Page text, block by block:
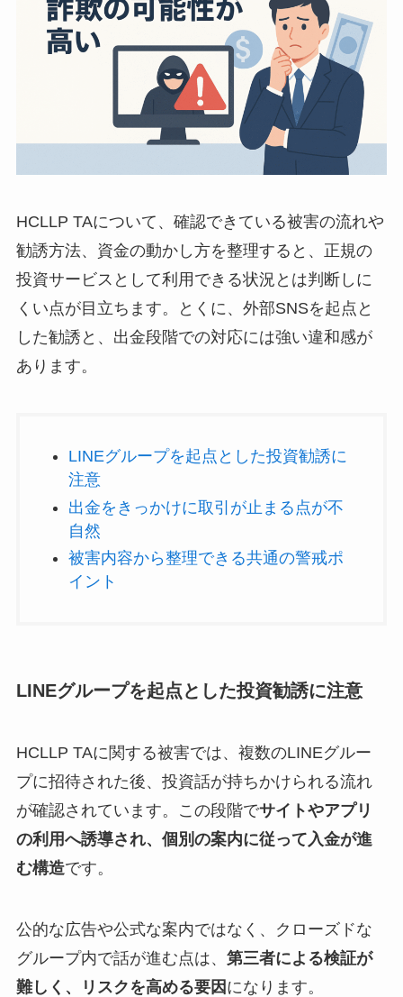
HCLLP TAについて、確認できている被害の流れや
勧誘方法、資金の動かし方を整理すると、正規の
投資サービスとして利用できる状況とは判断しに
くい点が目立ちます。とくに、外部SNSを起点と
した勧誘と、出金段階での対応には強い違和感が
あります。
LINEグループを起点とした投資勧誘に
注意
出金をきっかけに取引が止まる点が不
自然
被害内容から整理できる共通の警戒ポ
イント
LINEグループを起点とした投資勧誘に注意
HCLLP TAに関する被害では、複数のLINEグルー
プに招待された後、投資話が持ちかけられる流れ
が確認されています。この段階でサイトやアプリ
の利用へ誘導され、個別の案内に従って入金が進
む構造です。
公的な広告や公式な案内ではなく、クローズドな
グループ内で話が進む点は、 第三者による検証が
難しく、リスクを高める要因 になります。